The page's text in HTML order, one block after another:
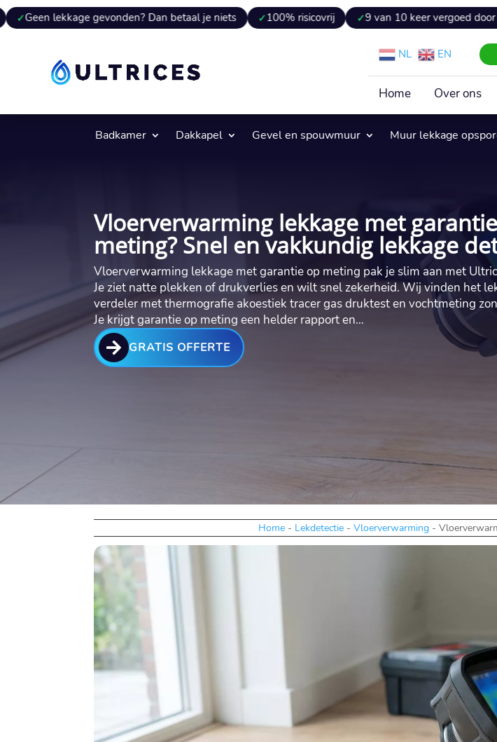
gevonden? Dan betaal je niets 100% risicovrij 9 van 10 keer vergoed door verzekeraar
NL EN
Home Over ons
Badkamer Dakkapel Gevel en spouwmuur Muur lekkage
Vloerverwarming lekkage met
meting? Snel en vakkundig lekkage
Vloerverwarming lekkage met garantie op meting pak je slim aan met
Je ziet natte plekken of drukverlies en wilt snel zekerheid.​ Wij vinden het
verdeler met thermografie akoestiek tracer gas druktest en vochtmeting
Je krijgt garantie op meting een helder rapport en…
 GRATIS OFFERTE
Home - Lekdetectie - Vloerverwarming -